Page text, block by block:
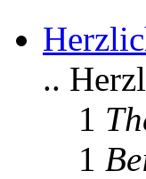
..
1
1